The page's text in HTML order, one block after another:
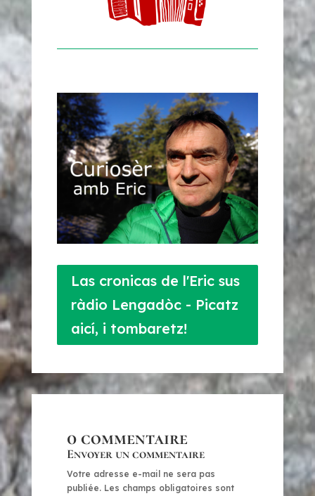
Las cronicas de l'Eric sus
ràdio Lengadòc - Picatz
aicí, i tombaretz!
0 commentaire
Envoyer un commentaire
Votre adresse e-mail ne sera pas
publiée. Les champs obligatoires sont